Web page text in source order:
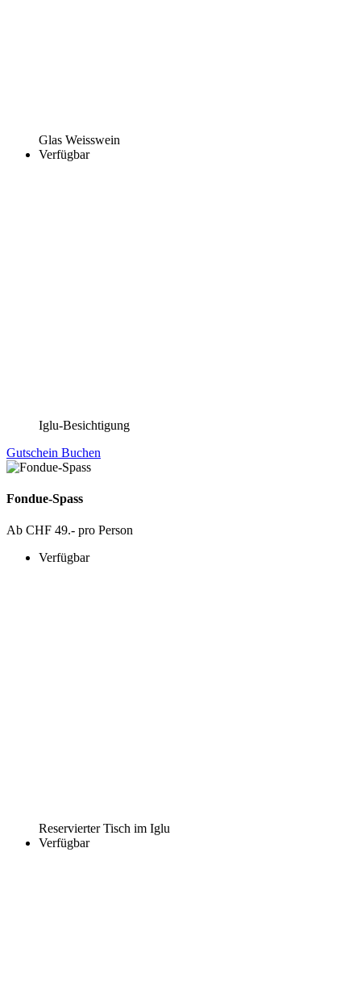
Glas Weisswein
Verfügbar
Iglu-Besichtigung
Gutschein Buchen
Fondue-Spass
Ab CHF 49.- pro Person
Verfügbar
Reservierter Tisch im Iglu
Verfügbar